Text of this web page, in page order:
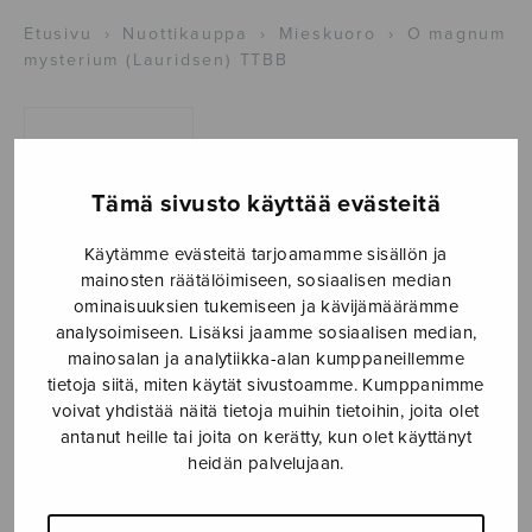
Tämä sivusto käyttää evästeitä
Käytämme evästeitä tarjoamamme sisällön ja
mainosten räätälöimiseen, sosiaalisen median
ominaisuuksien tukemiseen ja kävijämäärämme
analysoimiseen. Lisäksi jaamme sosiaalisen median,
mainosalan ja analytiikka-alan kumppaneillemme
tietoja siitä, miten käytät sivustoamme. Kumppanimme
voivat yhdistää näitä tietoja muihin tietoihin, joita olet
antanut heille tai joita on kerätty, kun olet käyttänyt
heidän palvelujaan.
Etusivu › Nuottikauppa › Mieskuoro ›
O magnum
mysterium (Lauridsen) TTBB
O magnum
mysterium
(Lauridsen)
Lauridsen Morten